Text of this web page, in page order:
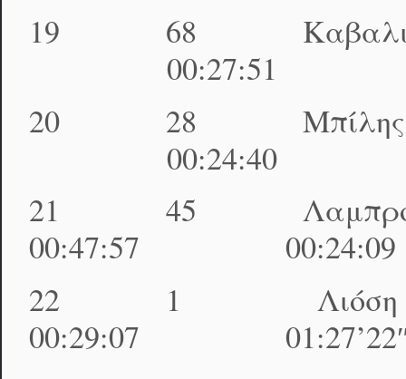
19 68
00:27:51
20 28 Μπίλης
00:24:40
21 45
00:47:57
22 1 Λιόση
00:29:07